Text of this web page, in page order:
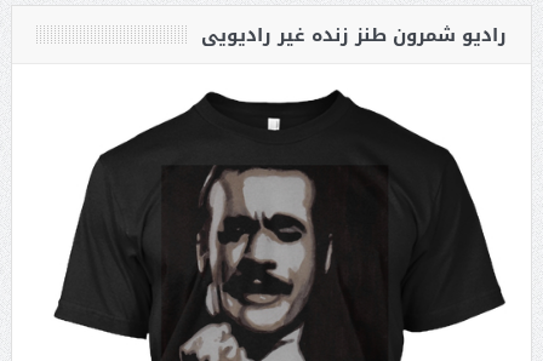
رادیو شمرون طنز زنده غیر رادیویی